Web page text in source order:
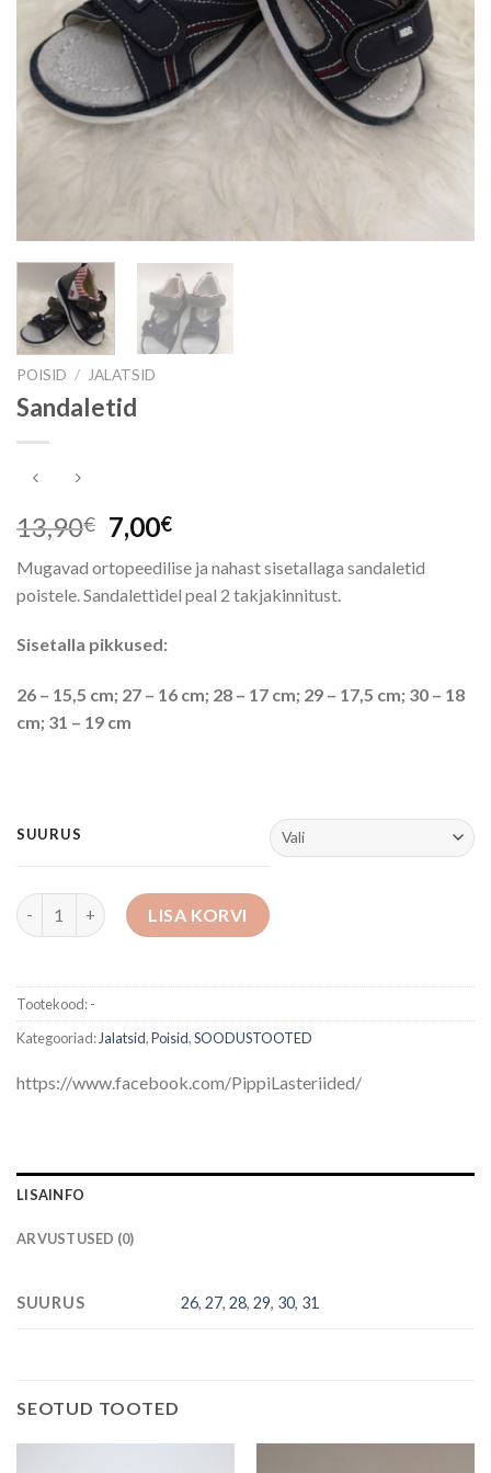
POISID / JALATSID
Sandaletid
13,90€ Algne
hind
oli:
13,90€.
7,00€Praegune
on:
7,00€.
Mugavad ortopeedilise ja nahast sisetallaga sandaletid
poistele. Sandalettidel peal 2 takjakinnitust.
Sisetalla pikkused:
26 – 15,5 cm; 27 – 16 cm; 28 – 17 cm; 29 – 17,5 cm; 30 – 18
cm; 31 – 19 cm
SUURUS
Sandaletid kogus LISA KORVI
Tootekood:-
Kategooriad: Jalatsid,Poisid,SOODUSTOOTED
https://www.facebook.com/PippiLasteriided/
LISAINFO
ARVUSTUSED (0)
SUURUS 26,27,28,29, 30, 31
SEOTUD TOOTED